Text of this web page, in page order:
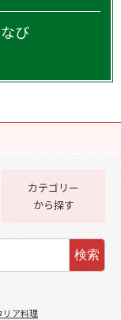
び
カテゴリー
から探す
検索
リア料理